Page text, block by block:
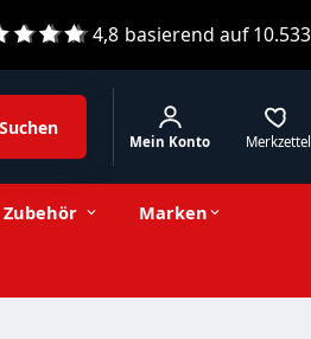
4,8 basierend auf10.533
Suchen
Merkzettel
Mein Konto
Zubehör Marken